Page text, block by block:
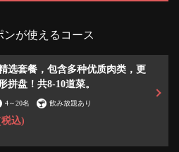
ンが使えるコース
选套餐，包含多种优质肉类，更
拼盘！共8-10道菜。
4～20名 飲み放題あり
込)